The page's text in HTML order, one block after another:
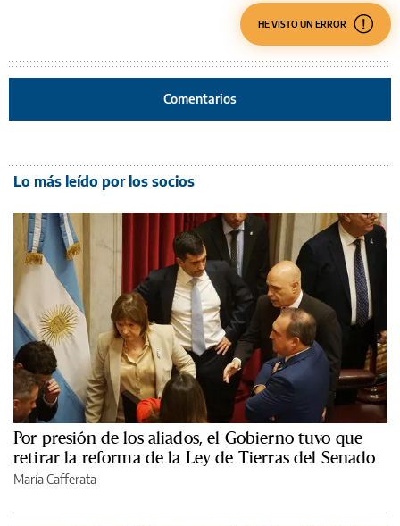
HE VISTO UN ERROR
Comentarios
Lo más leído por los socios
Por presión de los aliados, el Gobierno tuvo que
retirar la reforma de la Ley de Tierras del Senado
María Cafferata